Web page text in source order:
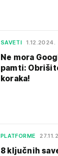
SAVETI 1.12.2024.
Ne mora
pamti:
koraka!
PLATFORME
8 ključnih